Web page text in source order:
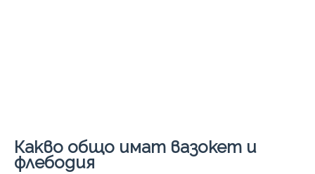
Какво общо имат вазокет и
флебодия